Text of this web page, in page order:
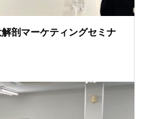
剖マーケティングセミナ